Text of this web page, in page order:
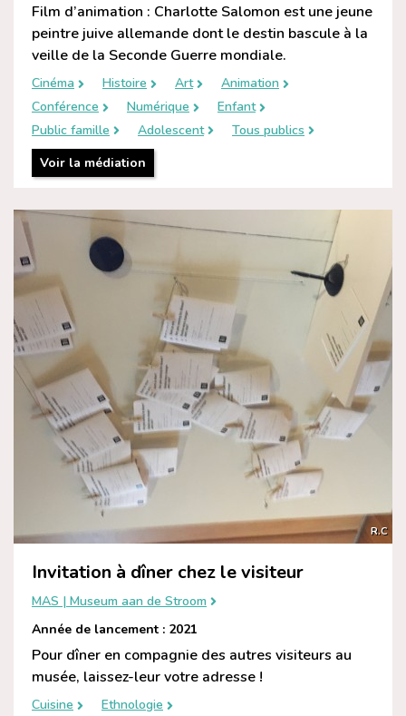
Film d’animation : Charlotte Salomon est une jeune
peintre juive allemande dont le destin bascule à la
veille de la Seconde Guerre mondiale.
Cinéma Histoire Art
Animation
Conférence
Numérique
Enfant
Public famille
Adolescent
Tous publics
Voir la médiation
R.C
Invitation à dîner chez le visiteur
MAS | Museum aan de Stroom
Année de lancement : 2021
Pour dîner en compagnie des autres visiteurs au
musée, laissez-leur votre adresse !
Cuisine
Ethnologie